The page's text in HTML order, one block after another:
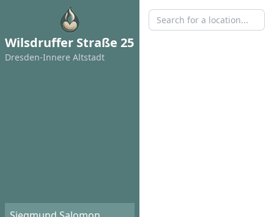
Wilsdruffer Straße 25
Dresden-Innere Altstadt